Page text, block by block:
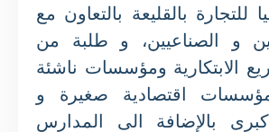
للتجارة بالقليعة بالتعاون مع
و الصناعيين، و طلبة من
الابتكارية ومؤسسات ناشئة
اقتصادية صغيرة و
بالإضافة الى المدارس